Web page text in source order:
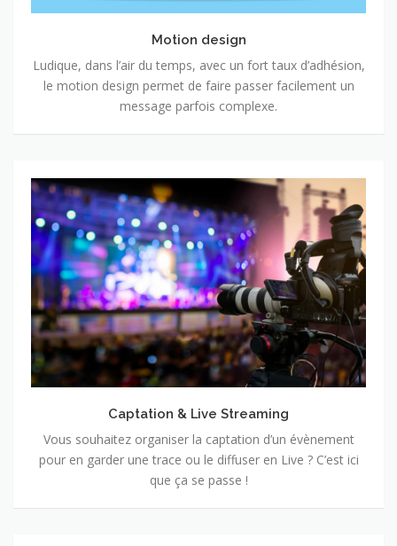
Motion design
Ludique, dans l’air du temps, avec un fort taux d’adhésion,
le motion design permet de faire passer facilement un
message parfois complexe.
Captation & Live Streaming
Vous souhaitez organiser la captation d’un évènement
pour en garder une trace ou le diffuser en Live ? C’est ici
que ça se passe !